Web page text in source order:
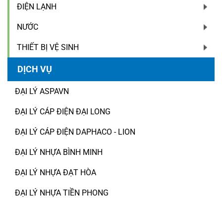
ĐIỆN LẠNH
NƯỚC
THIẾT BỊ VỆ SINH
DỊCH VỤ
ĐẠI LÝ ASPAVN
ĐẠI LÝ CÁP ĐIỆN ĐẠI LONG
ĐẠI LÝ CÁP ĐIỆN DAPHACO - LION
ĐẠI LÝ NHỰA BÌNH MINH
ĐẠI LÝ NHỰA ĐẠT HÒA
ĐẠI LÝ NHỰA TIỀN PHONG